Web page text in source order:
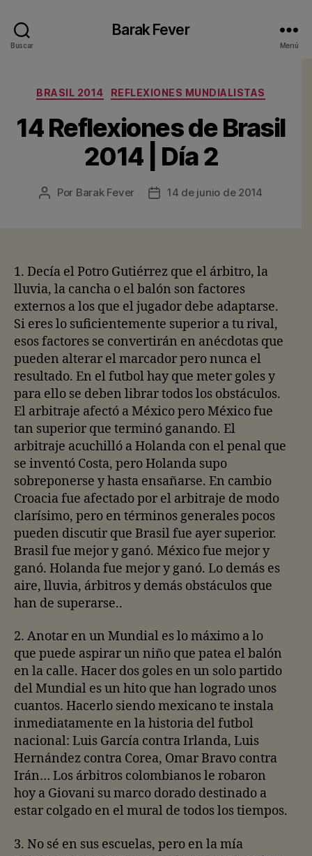
Buscar
Barak Fever
Menú
Categorías
BRASIL 2014 REFLEXIONES MUNDIALISTAS
14 Reflexiones de Brasil
2014 | Día 2
Autor
Por Barak Fever
Fecha14 de junio de 2014
1. Decía el Potro Gutiérrez que el árbitro, la
lluvia, la cancha o el balón son factores
externos a los que el jugador debe adaptarse.
Si eres lo suficientemente superior a tu rival,
esos factores se convertirán en anécdotas que
pueden alterar el marcador pero nunca el
resultado. En el futbol hay que meter goles y
para ello se deben librar todos los obstáculos.
El arbitraje afectó a México pero México fue
tan superior que terminó ganando. El
arbitraje acuchilló a Holanda con el penal que
se inventó Costa, pero Holanda supo
sobreponerse y hasta ensañarse. En cambio
Croacia fue afectado por el arbitraje de modo
clarísimo, pero en términos generales pocos
pueden discutir que Brasil fue ayer superior.
Brasil fue mejor y ganó. México fue mejor y
ganó. Holanda fue mejor y ganó. Lo demás es
aire, lluvia, árbitros y demás obstáculos que
han de superarse..
2. Anotar en un Mundial es lo máximo a lo
que puede aspirar un niño que patea el balón
en la calle. Hacer dos goles en un solo partido
del Mundial es un hito que han logrado unos
cuantos. Hacerlo siendo mexicano te instala
inmediatamente en la historia del futbol
nacional: Luis García contra Irlanda, Luis
Hernández contra Corea, Omar Bravo contra
Irán… Los árbitros colombianos le robaron
hoy a Giovani su marco dorado destinado a
estar colgado en el mural de todos los tiempos.
3. No sé en sus escuelas, pero en la mía